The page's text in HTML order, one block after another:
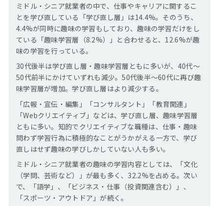
ミドル・シニア就業者の中で、仕事やキャリアに関するこ
とを学び直している「学び直し層」は14.4%。そのうち、
4.4%が同時に趣味の学習もしており、趣味の学習だけをし
ている「趣味学習層（8.2%）」と合わせると、12.6%が趣
味の学習を行っている。
30代後半は学び直し層・趣味学習層ともに多いが、40代～
50代前半にかけていずれも減少。50代後半～60代に再び趣
味学習層が増加。学び直し層はより減少する。
「広報・宣伝・編集」「コンサルタント」「教育関連」
「Webクリエイティブ」などは、学び直し層、趣味学習層
ともに多い。知的でクリエイティブな職種は、仕事・趣味
問わず学習行為に積極的なことがうかがえる一方で、学び
直しはせず趣味の学びしかしていない人も多い。
ミドル・シニア就業者の趣味の学習内容としては、「文化
（学問、芸術など）」が最も多く、32.2%を占める。次い
で、「語学」、「ビジネス・仕事（投資関連含む）」、
「スポーツ・アウトドア」が続く。